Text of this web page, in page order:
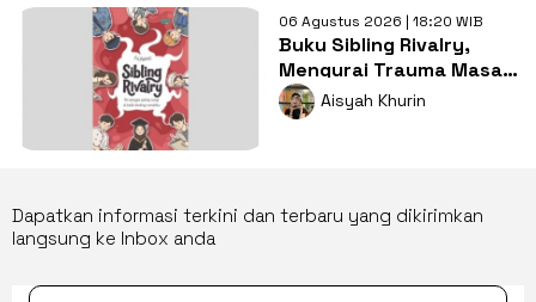
06 Agustus 2026 | 18:20 WIB
Buku Sibling Rivalry,
Mengurai Trauma Masa
Kecil dan Persaingan
Antarsaudara
Aisyah Khurin
Dapatkan informasi terkini dan terbaru yang dikirimkan
langsung ke Inbox anda